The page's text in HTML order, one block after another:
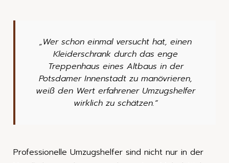
„Wer schon einmal versucht hat, einen
Kleiderschrank durch das enge
Treppenhaus eines Altbaus in der
Potsdamer Innenstadt zu manövrieren,
weiß den Wert erfahrener Umzugshelfer
wirklich zu schätzen.“
Professionelle Umzugshelfer sind nicht nur in der